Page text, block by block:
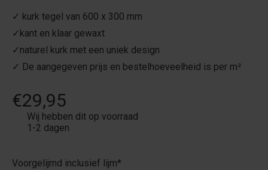
✓ kurk tegel van 600 x 300 mm
✓kant en klaar gewaxt
✓naturel kurk met een uniek design
✓ De aangegeven prijs en bestelhoeveelheid is per m²
€29,95
Wij hebben dit op voorraad
1-2 dagen
Voorgelijmd inclusief lijm*